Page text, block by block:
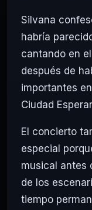
Silvana
habría
cantando en
después de
importantes
Ciudad
El concierto
especial
musical antes
de los
tiempo